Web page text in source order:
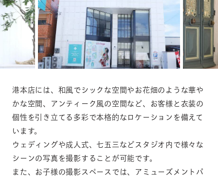
港本店には、和風でシックな空間やお花畑のような華や
かな空間、アンティーク風の空間など、お客様と衣装の
個性を引き立てる多彩で本格的なロケーションを備えて
います。
ウェディングや成人式、七五三などスタジオ内で様々な
シーンの写真を撮影することが可能です。
また、お子様の撮影スペースでは、アミューズメントパ